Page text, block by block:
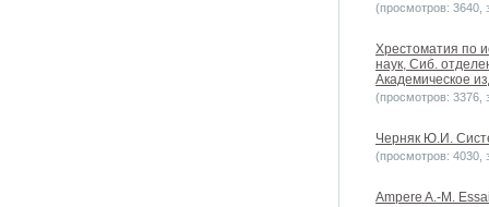
(просмотров: 3640,
Хрестоматия по
наук, Сиб.
Академическое
(просмотров: 3376,
Черняк Ю.И.
(просмотров: 4030,
Ampere A.-M.